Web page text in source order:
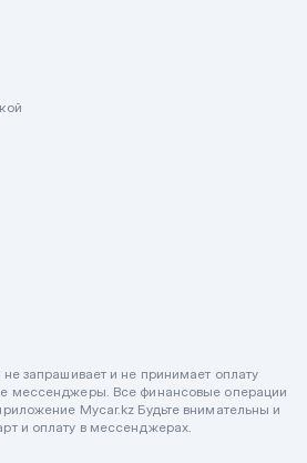
запрашивает и не принимает оплату
мессенджеры. Все финансовые операции
Mycar.kz Будьте внимательны и
и оплату в мессенджерах.